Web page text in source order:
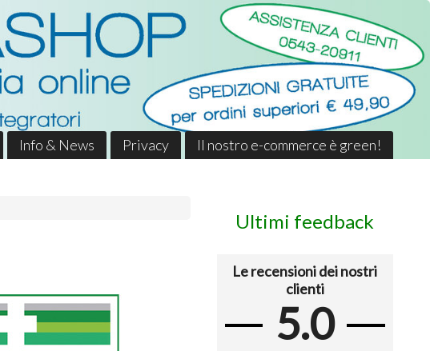
Info & News Privacy Il nostro e-commerce è green!
Ultimi feedback
Le recensioni dei nostri
clienti
5.0